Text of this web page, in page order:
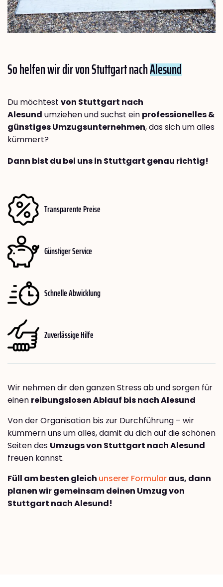
So helfen wir dir von Stuttgart nachAlesund
Du möchtest von Stuttgart nach
Alesund umziehen und suchst ein professionelles &
günstiges Umzugsunternehmen, das sich um alles
kümmert?
Dann bist du bei uns in Stuttgart genau richtig!
Transparente Preise
Günstiger Service
Schnelle Abwicklung
Zuverlässige Hilfe
Wir nehmen dir den ganzen Stress ab und sorgen für
einen reibungslosen Ablauf bis nach Alesund
Von der Organisation bis zur Durchführung – wir
kümmern uns um alles, damit du dich auf die schönen
Seiten des Umzugs von Stuttgart nach Alesund
freuen kannst.
Füll am besten gleich unserer Formularaus, dann
planen wir gemeinsam deinen Umzug von
Stuttgart nach Alesund!